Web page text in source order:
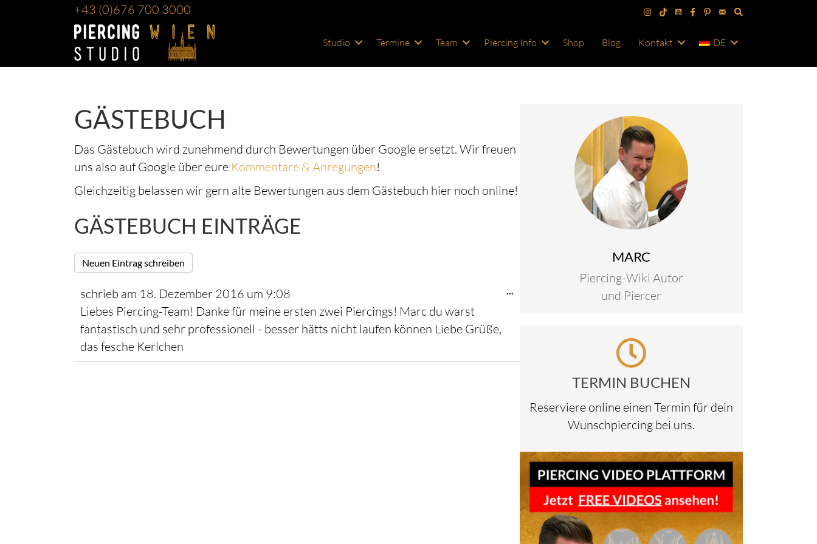
+43 (0)676 700 3000
Studio Termine Team Piercing Info Shop Blog Kontakt DE
GÄSTEBUCH
Das Gästebuch wird zunehmend durch Bewertungen über Google ersetzt. Wir freuen
uns also auf Google über eure Kommentare & Anregungen!
Gleichzeitig belassen wir gern alte Bewertungen aus dem Gästebuch hier noch online!
GÄSTEBUCH EINTRÄGE
schrieb am 18. Dezember 2016 um 9:08
Liebes Piercing-Team! Danke für meine ersten zwei Piercings! Marc du warst
fantastisch und sehr professionell - besser hätts nicht laufen können Liebe Grüße,
das fesche Kerlchen
MARC
Piercing-Wiki Autor
und Piercer
TERMIN BUCHEN
Reserviere online einen Termin für dein
Wunschpiercing bei uns.